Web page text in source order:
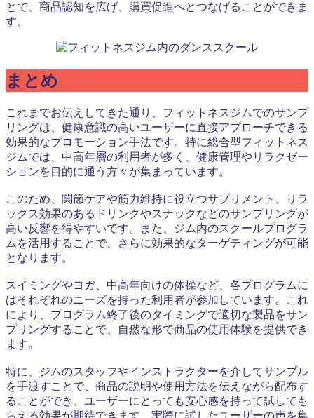
とで、商品認知を広げ、購買促進へとつなげることができま
す。
まとめ
これまでお伝えしてきた通り、フィットネスジムでのサンプ
リングは、健康意識の高いユーザーに直接アプローチできる
効果的なプロモーション手法です。特に総合型フィットネス
ジムでは、中高年層の利用者が多く、健康管理やリラクゼー
ションを目的に通う方々が集まっています。
このため、関節ケアや筋力維持に役立つサプリメント、リラ
ックス効果のあるドリンクやスナックなどのサンプリングが
高い反響を得やすいです。また、ジム内のスクールプログラ
ムを活用することで、さらに効果的なターゲティングが可能
となります。
スイミングやヨガ、中高年向けの体操など、各プログラムに
はそれぞれのニーズを持った利用者が参加しています。これ
により、プログラム終了後のタイミングで適切な製品をサン
プリングすることで、自然な形で商品の使用体験を提供でき
ます。
特に、ジムのスタッフやインストラクターを介してサンプル
を手渡すことで、商品の説明や使用方法を伝えながら配布す
ることができ、ユーザーにとっても安心感を持って試しても
らえる効果が期待できます。実際に試したユーザーの声を集